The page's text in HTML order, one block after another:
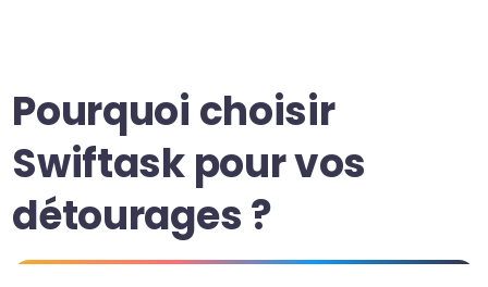
Pourquoi choisir
Swiftask pour vos
détourages ?